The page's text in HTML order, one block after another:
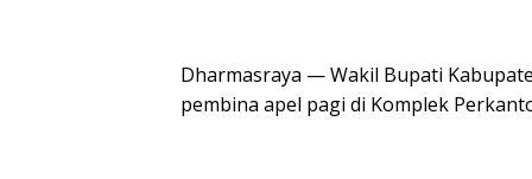
Dharmasraya — Wakil Bupati
pembina apel pagi di Komplek